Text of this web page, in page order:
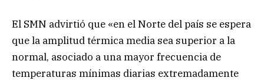
El SMN advirtió que «en el Norte del país se espera
que la amplitud térmica media sea superior a la
normal, asociado a una mayor frecuencia de
temperaturas mínimas diarias extremadamente